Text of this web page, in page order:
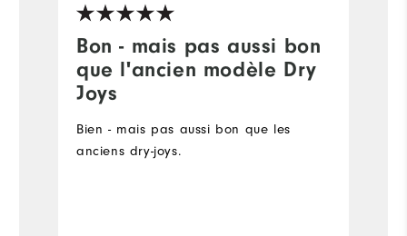
Bon - mais pas aussi bon
que l'ancien modèle Dry
Joys
Bien - mais pas aussi bon que les
anciens dry-joys.